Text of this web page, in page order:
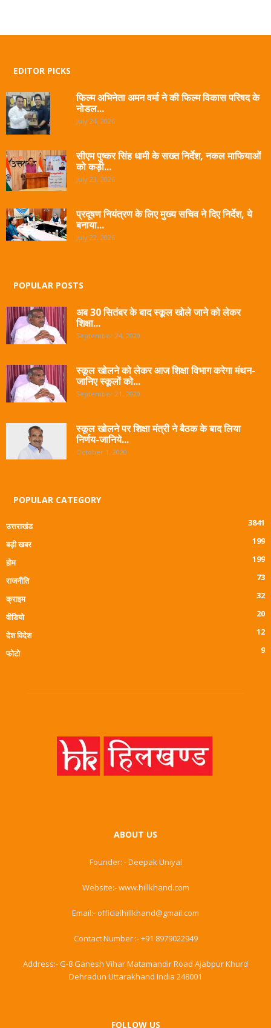
EDITOR PICKS
फिल्म अभिनेता अमन वर्मा ने की फिल्म विकास परिषद के
नोडल...
July 24, 2026
सीएम पुष्कर सिंह धामी के सख्त निर्देश, नकल माफियाओं
को कड़ी...
July 23, 2026
प्रदूषण नियंत्रण के लिए मुख्य सचिव ने दिए निर्देश, ये
बनाया...
July 22, 2026
POPULAR POSTS
अब 30 सितंबर के बाद स्कूल खोले जाने को लेकर
शिक्षा...
September 24, 2020
स्कूल खोलने को लेकर आज शिक्षा विभाग करेगा मंथन-
जानिए स्कूलों को...
September 21, 2020
स्कूल खोलने पर शिक्षा मंत्री ने बैठक के बाद लिया
निर्णय-जानिये...
October 1, 2020
POPULAR CATEGORY
उत्तराखंड
3841
बड़ी खबर
199
होम
199
राजनीति
73
क्राइम
32
वीडियो
20
देश विदेश
12
फोटो
9
ABOUT US
Founder: - Deepak Uniyal
Website:- www.hillkhand.com
Email:- officialhillkhand@gmail.com
Contact Number :- +91 8979022949
Address:- G-8 Ganesh Vihar Matamandir Road Ajabpur Khurd
Dehradun Uttarakhand India 248001
FOLLOW US